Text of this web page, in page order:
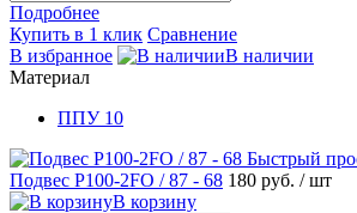
Подробнее
Купить в 1 клик Сравнение
В избранное
В наличии
Материал
ППУ 10
Быстрый
Подвес Р100-2FO / 87 - 68 180 руб. / шт
В корзину